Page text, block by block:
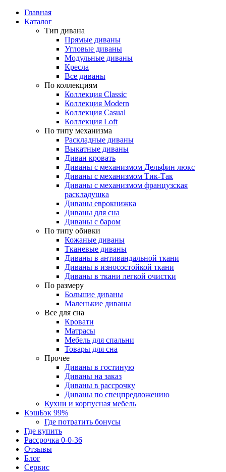
Главная
Каталог
Тип дивана
Прямые диваны
Угловые диваны
Модульные диваны
Кресла
Все диваны
По коллекциям
Коллекция Classic
Коллекция Modern
Коллекция Casual
Коллекция Loft
По типу механизма
Раскладные диваны
Выкатные диваны
Диван кровать
Диваны с механизмом Дельфин люкс
Диваны с механизмом Тик-Так
Диваны с механизмом французская
раскладушка
Диваны еврокнижка
Диваны для сна
Диваны с баром
По типу обивки
Кожаные диваны
Тканевые диваны
Диваны в антивандальной ткани
Диваны в износостойкой ткани
Диваны в ткани легкой очистки
По размеру
Большие диваны
Маленькие диваны
Все для сна
Кровати
Матрасы
Мебель для спальни
Товары для сна
Прочее
Диваны в гостиную
Диваны на заказ
Диваны в рассрочку
Диваны по спецпредложению
Кухни и корпусная мебель
КэшБэк 99%
Где потратить бонусы
Где купить
Рассрочка 0-0-36
Отзывы
Блог
Сервис